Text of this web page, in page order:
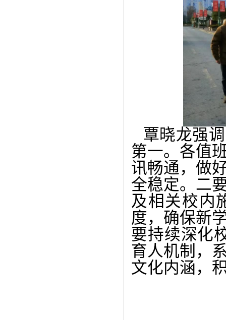
覃晓龙强
第一。各值
讯畅通，做
全稳定。二
及相关校内
度，确保新
要持续深化
育人机制，
文化内涵，